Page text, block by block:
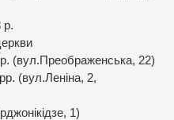
р.
(вул.Преображенська, 22)
(вул.Леніна, 2,
1)